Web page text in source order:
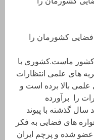
کشور ماست.کشوری با
های علمی انتظارات
بالا برده است و
را برآورده
گذشته با پیوند
های فضایی به فکر
عضو شده و پرچم ایران